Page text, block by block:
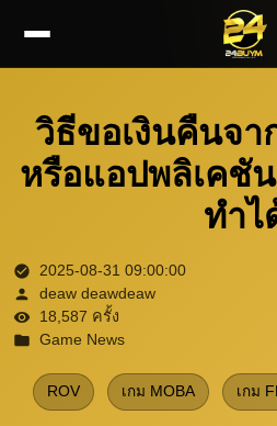
วิธีขอเงินคืนจา
หรือแอปพลิเคชั
ทำไ
2025-08-31 09:00:00
deaw deawdeaw
18,587 ครั้ง
Game News
ROV เกม MOBA เกม